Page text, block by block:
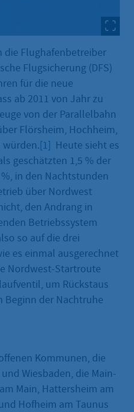
die Flughafenbetreiber
Flugsicherung (DFS)
für die neue
ab 2011 von Jahr zu
von der Parallelbahn
Flörsheim, Hochheim,
würden.[1] Heute sieht es
geschätzten 1,5 % der
in den Nachtstunden
über Nordwest
den Andrang in
Betriebssystem
so auf die drei
es einmal ausgerechnet
Nordwest-Startroute
um Rückstaus
Beginn der Nachtruhe
Kommunen, die
Wiesbaden, die Main-
Main, Hattersheim am
Hofheim am Taunus